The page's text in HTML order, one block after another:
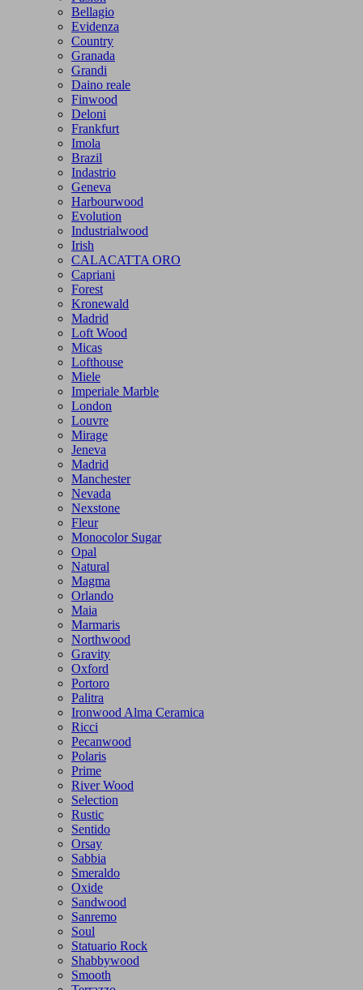
Bellagio
Evidenza
Country
Granada
Grandi
Daino reale
Finwood
Deloni
Frankfurt
Imola
Brazil
Indastrio
Geneva
Harbourwood
Evolution
Industrialwood
Irish
CALACATTA ORO
Capriani
Forest
Kronewald
Madrid
Loft Wood
Micas
Lofthouse
Miele
Imperiale Marble
London
Louvre
Mirage
Jeneva
Madrid
Manchester
Nevada
Nexstone
Fleur
Monocolor Sugar
Opal
Natural
Magma
Orlando
Maia
Marmaris
Northwood
Gravity
Oxford
Portoro
Palitra
Ironwood Alma Ceramica
Ricci
Pecanwood
Polaris
Prime
River Wood
Selection
Rustic
Sentido
Orsay
Sabbia
Smeraldo
Oxide
Sandwood
Sanremo
Soul
Statuario Rock
Shabbywood
Smooth